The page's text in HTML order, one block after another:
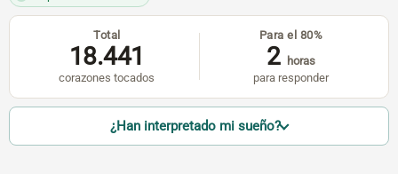
Total
18.441
corazones tocados
Para el 80%
2 horas
para responder
¿Han interpretado mi sueño?